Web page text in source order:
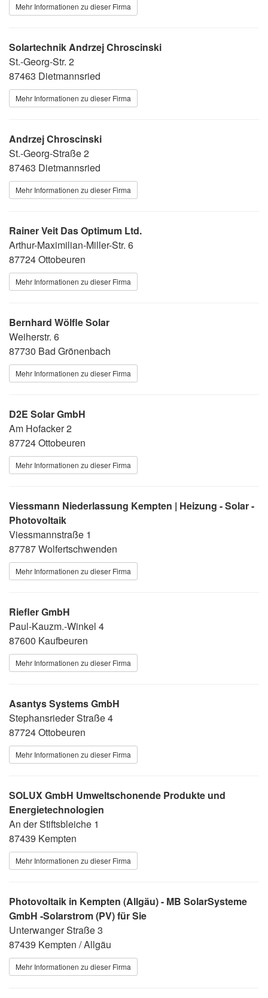
Mehr Informationen zu dieser Firma
Solartechnik Andrzej Chroscinski
St.-Georg-Str. 2
87463 Dietmannsried
Mehr Informationen zu dieser Firma
Andrzej Chroscinski
St.-Georg-Straße 2
87463 Dietmannsried
Mehr Informationen zu dieser Firma
Rainer Veit Das Optimum Ltd.
Arthur-Maximilian-Miller-Str. 6
87724 Ottobeuren
Mehr Informationen zu dieser Firma
Bernhard Wölfle Solar
Weiherstr. 6
87730 Bad Grönenbach
Mehr Informationen zu dieser Firma
D2E Solar GmbH
Am Hofacker 2
87724 Ottobeuren
Mehr Informationen zu dieser Firma
Viessmann Niederlassung Kempten | Heizung - Solar -
Photovoltaik
Viessmannstraße 1
87787 Wolfertschwenden
Mehr Informationen zu dieser Firma
Riefler GmbH
Paul-Kauzm.-Winkel 4
87600 Kaufbeuren
Mehr Informationen zu dieser Firma
Asantys Systems GmbH
Stephansrieder Straße 4
87724 Ottobeuren
Mehr Informationen zu dieser Firma
SOLUX GmbH Umweltschonende Produkte und
Energietechnologien
An der Stiftsbleiche 1
87439 Kempten
Mehr Informationen zu dieser Firma
Photovoltaik in Kempten (Allgäu) - MB SolarSysteme
GmbH -Solarstrom (PV) für Sie
Unterwanger Straße 3
87439 Kempten / Allgäu
Mehr Informationen zu dieser Firma